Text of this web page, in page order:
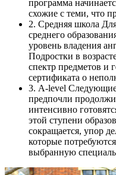
программа
схожие с теми, что
2. Средняя школа
среднего
уровень владения
Подростки в
спектр предметов и
сертификата о
3. А-level Следующие
предпочли
интенсивно
этой ступени
сокращается, упор
которые
выбранную